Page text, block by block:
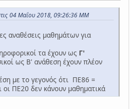
04 Μαΐου 2018, 09:26:36 ΜΜ
αναθέσεις μαθημάτων για
τα έχουν ως Γ'
ως Β' ανάθεση έχουν πλέον
με το γεγονός ότι ΠΕ86 =
ΠΕ20 δεν κάνουν μαθηματικά